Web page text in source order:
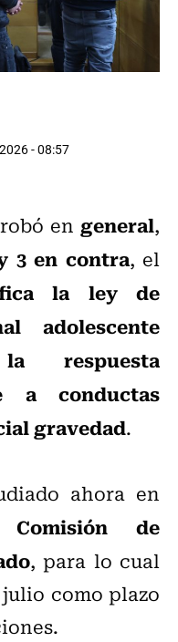
- 08:57
engeneral,
3 en contra, el
la ley de
adolescente
respuesta
a conductas
gravedad.
ahora en
Comisión de
, para lo cual
como plazo